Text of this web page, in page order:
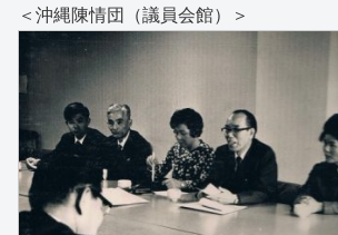
＜沖縄陳情団（議員会館）＞